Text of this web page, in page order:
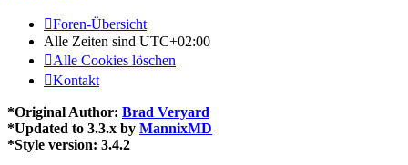
Foren-Übersicht
Alle Zeiten sind UTC+02:00
Alle Cookies löschen
Kontakt
*Original Author: Brad Veryard
*Updated to 3.3.x by MannixMD
*Style version: 3.4.2